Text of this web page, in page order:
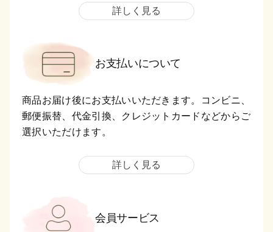
詳しく見る
お支払いについて
商品お届け後にお支払いいただきます。コンビニ、
郵便振替、代金引換、クレジットカードなどからご
選択いただけます。
詳しく見る
会員サービス